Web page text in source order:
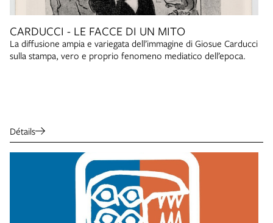
CARDUCCI - LE FACCE DI UN MITO
La diffusione ampia e variegata dell’immagine di Giosue Carducci
sulla stampa, vero e proprio fenomeno mediatico dell’epoca.
Détails